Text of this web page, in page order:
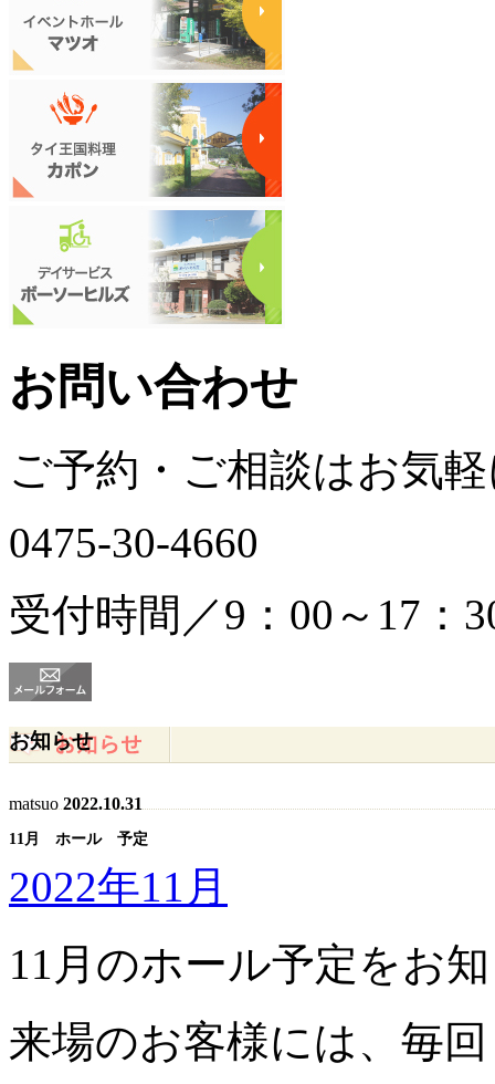
お問い合わせ
ご予約・ご相談はお気
0475-30-4660
受付時間／9：00～17：
お知らせ
matsuo 2022.10.31
11月 ホール 予定
2022年11月
11月のホール予定をお
来場のお客様には、毎